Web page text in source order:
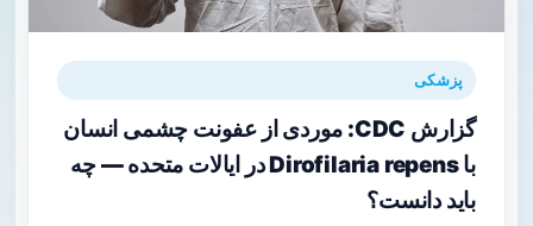
پزشکی
گزارش CDC: موردی از عفونت چشمی انسان
با Dirofilaria repens در ایالات متحده — چه
باید دانست؟